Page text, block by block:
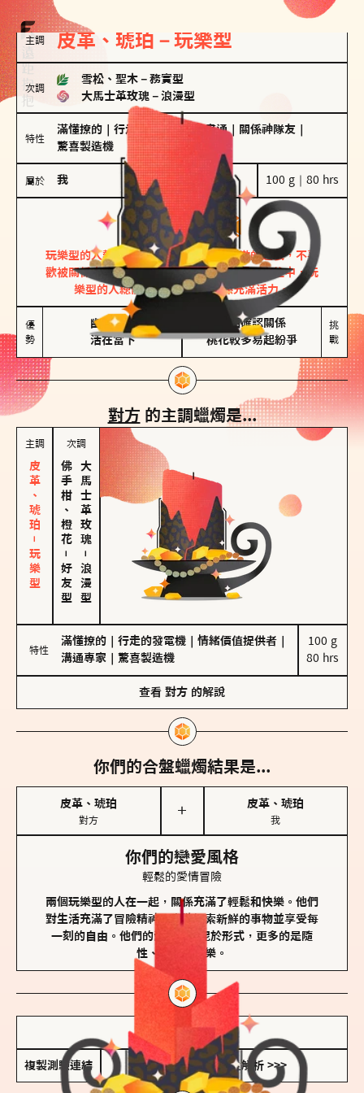
主調 皮革、琥珀－玩樂型
次調
雪松、聖木 － 務實型
大馬士革玫瑰 － 浪漫型
特性
滿懂撩的 行走的發電機｜ 計畫通｜ 關係神隊友
驚喜製造機
屬於 我 100 g｜80 hrs
玩樂型
皮革、琥珀
玩樂型的人熱情洋溢，視戀愛為一場刺激的遊戲，不喜
歡被關係中的限制綑綁。無論是約會中還是交往中，玩
樂型的人總能帶來樂趣，讓關係充滿活力。
優
勢
幽默風趣
活在當下
害怕確認關係
桃花較多易起紛爭
挑
戰
對方 的主調蠟燭是...
主調
皮革、琥珀－玩樂型
次調
佛手柑、橙花
－
好友型
大馬士革玫瑰
－
浪漫型
特性
滿懂撩的 行走的發電機 情緒價值提供者
溝通專家
驚喜製造機
100 g
80 hrs
查看 對方 的解說
你們的合盤蠟燭結果是...
皮革、琥珀
對方
＋
皮革、琥珀
我
你們的戀愛風格
輕鬆的愛情冒險
兩個玩樂型的人在一起，關係充滿了輕鬆和快樂。他們
對生活充滿了冒險精神，喜歡探索新鮮的事物並享受每
一刻的自由。他們的愛情不拘泥於形式，更多的是隨
性、幽默和享樂。
複製測驗連結 查看香氛類型全解析 >>>